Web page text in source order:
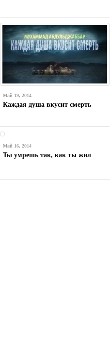
Май 19, 2014
Каждая душа вкусит смерть
Май 16, 2014
Ты умрешь так, как ты жил